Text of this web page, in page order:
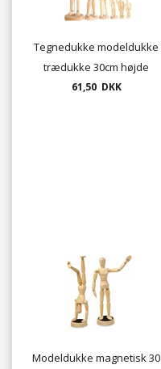
Tegnedukke modeldukke
trædukke 30cm højde
kvinde eller mand
61,50 DKK
Modeldukke magnetisk 30